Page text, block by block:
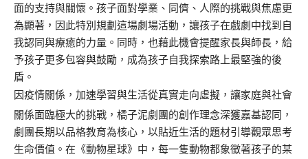
面的支持與關懷。孩子面對學業、同儕、人際的挑戰與焦慮更
為顯著，因此特別規劃這場劇場活動，讓孩子在戲劇中找到自
我認同與療癒的力量。同時，也藉此機會提醒家長與師長，給
予孩子更多包容與鼓勵，成為孩子自我探索路上最堅強的後
盾。
因疫情關係，加速學習與生活從真實走向虛擬，讓家庭與社會
關係面臨極大的挑戰，橘子泥劇團的創作理念深獲嘉基認同，
劇團長期以品格教育為核心，以貼近生活的題材引導觀眾思考
生命價值。在《動物星球》中，每一隻動物都象徵著孩子的某